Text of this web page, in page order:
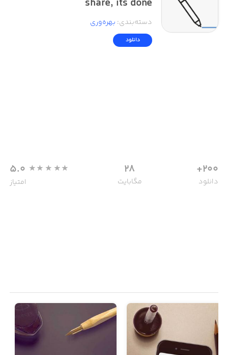
share, its done
دسته‌بندی: بهره‌وری
دانلود
200+
دانلود
28
مگابایت
5.0
امتیاز